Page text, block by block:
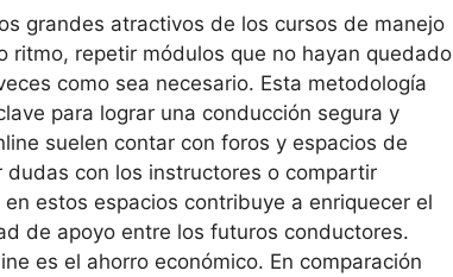
grandes atractivos de los cursos de manejo
ritmo, repetir módulos que no hayan quedado
como sea necesario. Esta metodología
para lograr una conducción segura y
suelen contar con foros y espacios de
con los instructores o compartir
estos espacios contribuye a enriquecer el
de apoyo entre los futuros conductores.
es el ahorro económico. En comparación